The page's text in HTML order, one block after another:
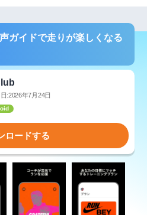
ガイドで走りが楽しくなる
:2026年7月24日
ロードする